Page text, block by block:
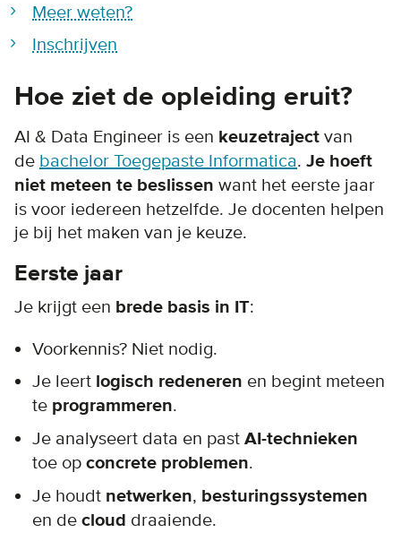
Meer weten?
Inschrijven
Hoe ziet de opleiding eruit?
AI & Data Engineer is een keuzetraject van
de bachelor Toegepaste Informatica. Je hoeft
niet meteen te beslissen want het eerste jaar
is voor iedereen hetzelfde. Je docenten helpen
je bij het maken van je keuze.
Eerste jaar
Je krijgt een brede basis in IT:
Voorkennis? Niet nodig.
Je leert logisch redeneren en begint meteen
te programmeren.
Je analyseert data en past AI-technieken
toe op concrete problemen.
Je houdt netwerken, besturingssystemen
en de cloud draaiende.